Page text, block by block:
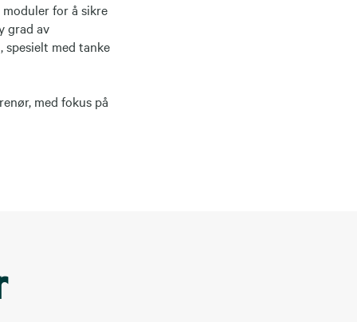
for å sikre
grad av
med tanke
med fokus på